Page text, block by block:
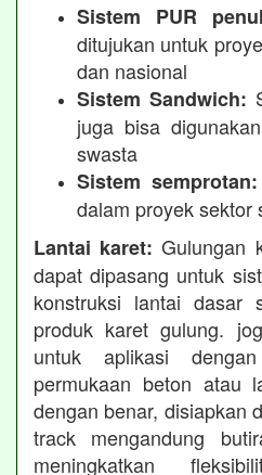
Sistem PUR
ditujukan untuk
dan nasional
Sistem Sandwich:
juga bisa
swasta
Sistem semprotan:
dalam proyek sektor
Lantai karet: Gulungan
dapat dipasang untuk
konstruksi lantai dasar
produk karet gulung.
untuk aplikasi
permukaan beton atau
dengan benar, disiapkan
track mengandung
meningkatkan